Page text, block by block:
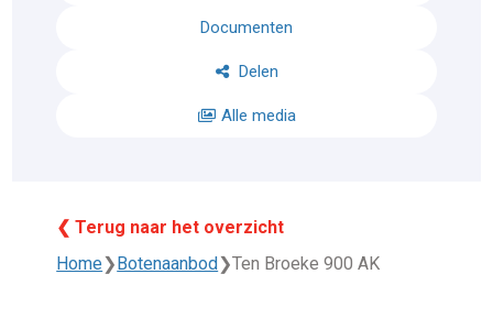
Documenten
Delen
Alle media
❮ Terug naar het overzicht
Home❯Botenaanbod❯Ten Broeke 900 AK